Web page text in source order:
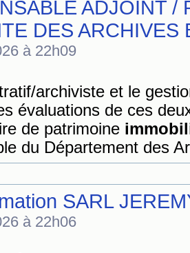
ADJOINT /
DES ARCHIVES
à 22h09
archiviste et le
évaluations de ces
de patrimoine
du Département des
SARL
à 22h06